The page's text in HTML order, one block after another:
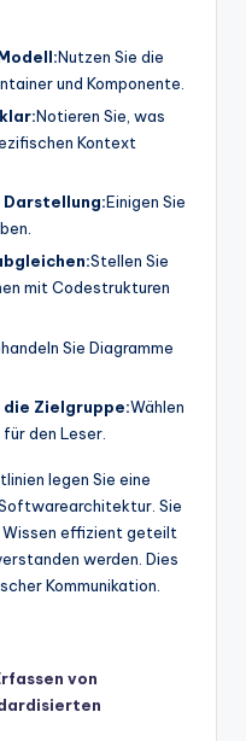
Nutzen Sie die
und Komponente.
Notieren Sie, was
Kontext
Einigen Sie
Stellen Sie
mit Codestrukturen
Sie Diagramme
die Zielgruppe:Wählen
den Leser.
legen Sie eine
Sie
Wissen effizient geteilt
werden. Dies
Kommunikation.
von